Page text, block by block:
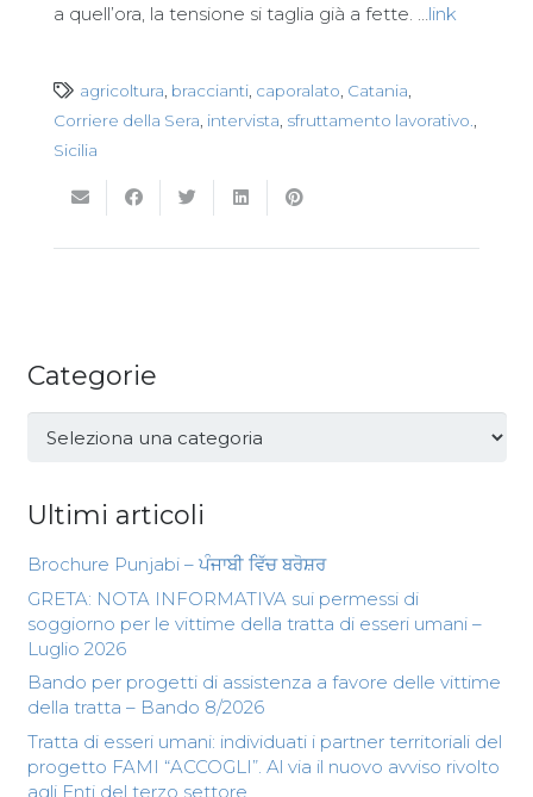
a quell’ora, la tensione si taglia già a fette. …link
agricoltura, braccianti, caporalato, Catania,
Corriere della Sera, intervista, sfruttamento lavorativo.,
Sicilia
Categorie
Categorie
Ultimi articoli
Brochure Punjabi – ਪੰਜਾਬੀ ਵਿੱਚ ਬਰੋਸ਼ਰ
GRETA: NOTA INFORMATIVA sui permessi di
soggiorno per le vittime della tratta di esseri umani –
Luglio 2026
Bando per progetti di assistenza a favore delle vittime
della tratta – Bando 8/2026
Tratta di esseri umani: individuati i partner territoriali del
progetto FAMI “ACCOGLI”. Al via il nuovo avviso rivolto
agli Enti del terzo settore